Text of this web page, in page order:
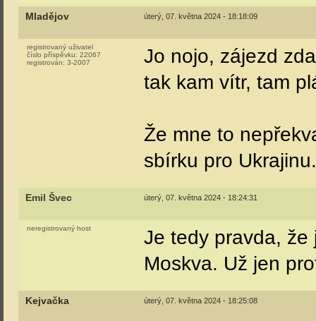
Mladějov úterý, 07. května 2024 - 18:18:09
registrovaný uživatel
číslo příspěvku: 22067
registrován: 3-2007
Jo nojo, zájezd
tak kam vítr, tam
Že mne to
sbírku pro
Emil Švec úterý, 07. května 2024 - 18:24:31
neregistrovaný host
Je tedy pravda, že
Moskva. Už jen
Kejvačka úterý, 07. května 2024 - 18:25:08